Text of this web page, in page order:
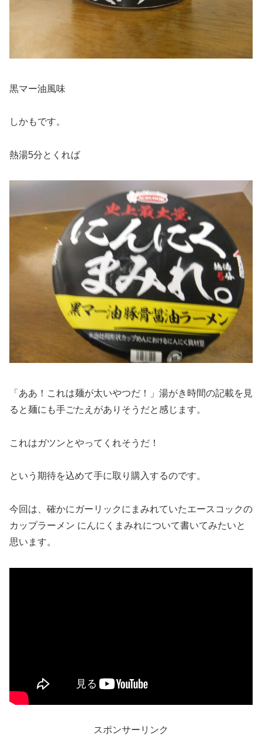
黒マー油風味
しかもです。
熱湯5分とくれば
「ああ！これは麺が太いやつだ！」湯がき時間の記載を見
ると麺にも手ごたえがありそうだと感じます。
これはガツンとやってくれそうだ！
という期待を込めて手に取り購入するのです。
今回は、確かにガーリックにまみれていたエースコックの
カップラーメン にんにくまみれについて書いてみたいと
思います。
スポンサーリンク